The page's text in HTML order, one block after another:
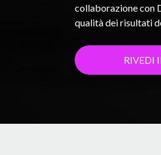
collaborazione con
qualità dei risultati
RIVEDI